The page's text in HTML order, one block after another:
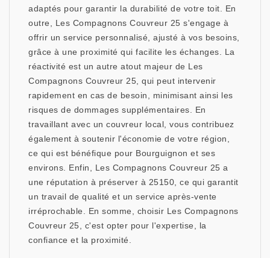
adaptés pour garantir la durabilité de votre toit. En
outre, Les Compagnons Couvreur 25 s'engage à
offrir un service personnalisé, ajusté à vos besoins,
grâce à une proximité qui facilite les échanges. La
réactivité est un autre atout majeur de Les
Compagnons Couvreur 25, qui peut intervenir
rapidement en cas de besoin, minimisant ainsi les
risques de dommages supplémentaires. En
travaillant avec un couvreur local, vous contribuez
également à soutenir l'économie de votre région,
ce qui est bénéfique pour Bourguignon et ses
environs. Enfin, Les Compagnons Couvreur 25 a
une réputation à préserver à 25150, ce qui garantit
un travail de qualité et un service après-vente
irréprochable. En somme, choisir Les Compagnons
Couvreur 25, c'est opter pour l'expertise, la
confiance et la proximité.